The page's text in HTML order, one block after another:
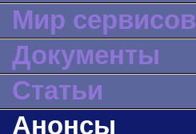
Мир сервисов
Документы
Статьи
Анонсы